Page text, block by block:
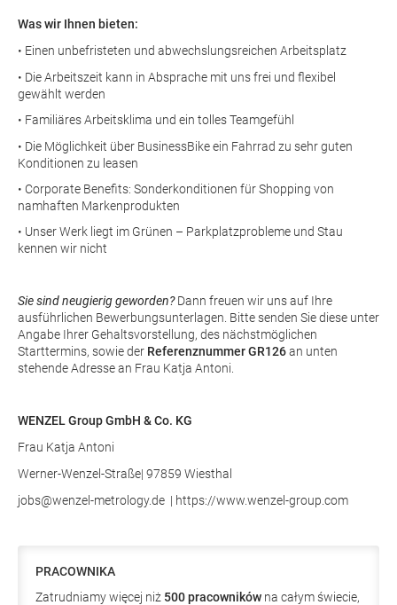
Was wir Ihnen bieten:
• Einen unbefristeten und abwechslungsreichen Arbeitsplatz
• Die Arbeitszeit kann in Absprache mit uns frei und flexibel
gewählt werden
• Familiäres Arbeitsklima und ein tolles Teamgefühl
• Die Möglichkeit über BusinessBike ein Fahrrad zu sehr guten
Konditionen zu leasen
• Corporate Benefits: Sonderkonditionen für Shopping von
namhaften Markenprodukten
• Unser Werk liegt im Grünen – Parkplatzprobleme und Stau
kennen wir nicht
Sie sind neugierig geworden?Dann freuen wir uns auf Ihre
ausführlichen Bewerbungsunterlagen. Bitte senden Sie diese unter
Angabe Ihrer Gehaltsvorstellung, des nächstmöglichen
Starttermins, sowie der Referenznummer GR126an unten
stehende Adresse an Frau Katja Antoni.
WENZEL Group GmbH & Co. KG
Frau Katja Antoni
Werner-Wenzel-Straße| 97859 Wiesthal
jobs@wenzel-metrology.de | https://www.wenzel-group.com
PRACOWNIKA
Zatrudniamy więcej niż 500 pracowników na całym świecie,